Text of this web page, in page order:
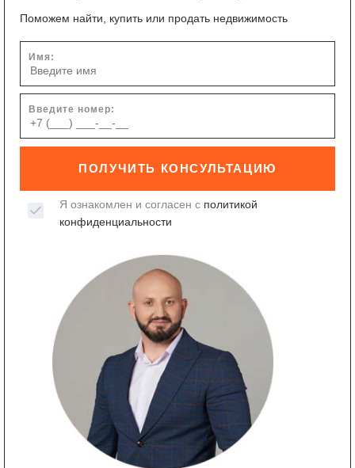
Поможем найти, купить или продать недвижимость
Имя:
Введите номер:
ПОЛУЧИТЬ КОНСУЛЬТАЦИЮ
Я ознакомлен и согласен с политикой
конфиденциальности